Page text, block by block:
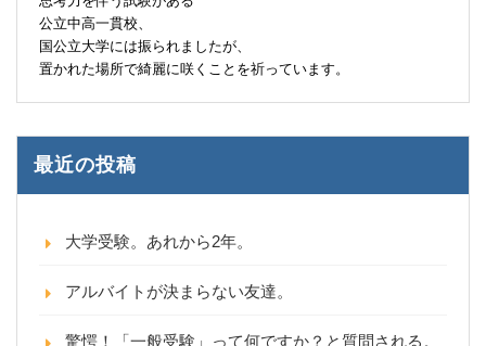
公立中高一貫校、
国公立大学には振られましたが、
置かれた場所で綺麗に咲くことを祈っています。
最近の投稿
大学受験。あれから2年。
アルバイトが決まらない友達。
驚愕！「一般受験」って何ですか？と質問される。